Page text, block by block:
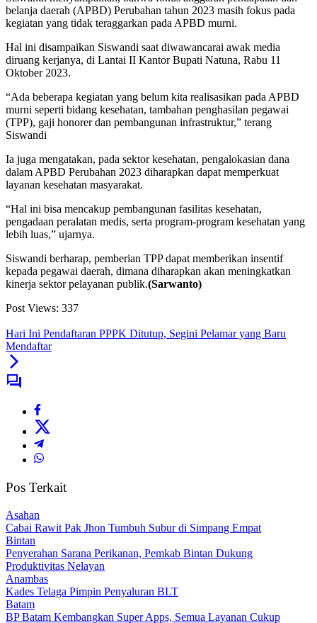
belanja daerah (APBD) Perubahan tahun 2023 masih fokus pada
kegiatan yang tidak teraggarkan pada APBD murni.
Hal ini disampaikan Siswandi saat diwawancarai awak media
diruang kerjanya, di Lantai II Kantor Bupati Natuna, Rabu 11
Oktober 2023.
“Ada beberapa kegiatan yang belum kita realisasikan pada APBD
murni seperti bidang kesehatan, tambahan penghasilan pegawai
(TPP), gaji honorer dan pembangunan infrastruktur,” terang
Siswandi
Ia juga mengatakan, pada sektor kesehatan, pengalokasian dana
dalam APBD Perubahan 2023 diharapkan dapat memperkuat
layanan kesehatan masyarakat.
“Hal ini bisa mencakup pembangunan fasilitas kesehatan,
pengadaan peralatan medis, serta program-program kesehatan yang
lebih luas,” ujarnya.
Siswandi berharap, pemberian TPP dapat memberikan insentif
kepada pegawai daerah, dimana diharapkan akan meningkatkan
kinerja sektor pelayanan publik.(Sarwanto)
Post Views: 337
Hari Ini Pendaftaran PPPK Ditutup, Segini Pelamar yang Baru
Mendaftar
Pos Terkait
Asahan
Cabai Rawit Pak Jhon Tumbuh Subur di Simpang Empat
Bintan
Penyerahan Sarana Perikanan, Pemkab Bintan Dukung
Produktivitas Nelayan
Anambas
Kades Telaga Pimpin Penyaluran BLT
Batam
BP Batam Kembangkan Super Apps, Semua Layanan Cukup